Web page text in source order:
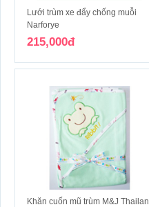
Lưới trùm xe đẩy chống muỗi
Narforye
215,000đ
Khăn cuốn mũ trùm M&J